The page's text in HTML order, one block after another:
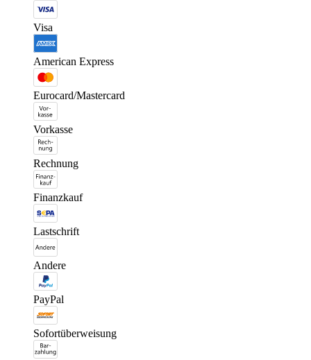
Visa
American Express
Eurocard/Mastercard
Vorkasse
Rechnung
Finanzkauf
Lastschrift
Andere
PayPal
Sofortüberweisung